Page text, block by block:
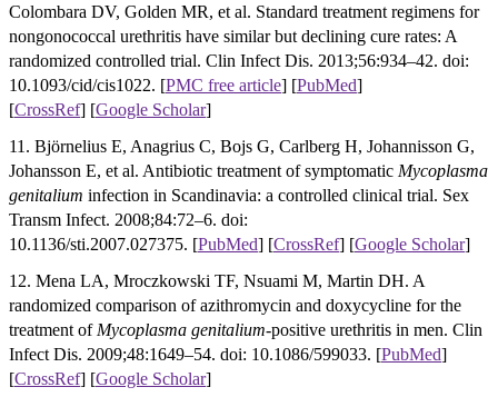
Colombara DV, Golden MR, et al. Standard treatment regimens for
nongonococcal urethritis have similar but declining cure rates: A
randomized controlled trial. Clin Infect Dis. 2013;56:934–42. doi:
10.1093/cid/cis1022. [PMC free article] [PubMed]
[CrossRef] [Google Scholar]
11. Björnelius E, Anagrius C, Bojs G, Carlberg H, Johannisson G,
Johansson E, et al. Antibiotic treatment of symptomatic Mycoplasma
genitalium infection in Scandinavia: a controlled clinical trial. Sex
Transm Infect. 2008;84:72–6. doi:
10.1136/sti.2007.027375. [PubMed] [CrossRef] [Google Scholar]
12. Mena LA, Mroczkowski TF, Nsuami M, Martin DH. A
randomized comparison of azithromycin and doxycycline for the
treatment of Mycoplasma genitalium-positive urethritis in men. Clin
Infect Dis. 2009;48:1649–54. doi: 10.1086/599033. [PubMed]
[CrossRef] [Google Scholar]